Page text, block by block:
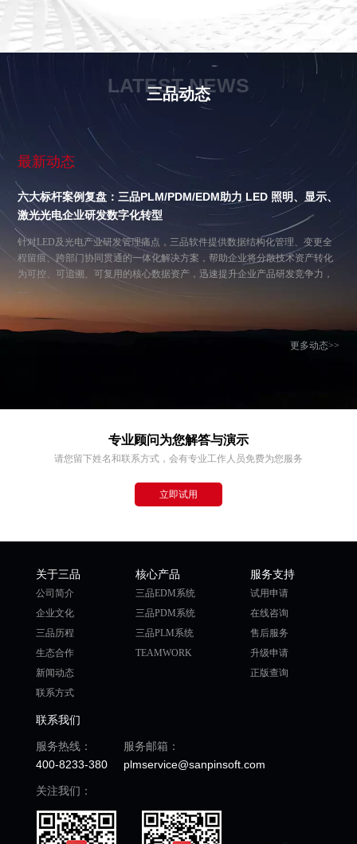
LATEST NEWS
三品动态
最新动态
六大标杆案例复盘：三品PLM/PDM/EDM助力 LED 照明、显示、
激光光电企业研发数字化转型
针对LED及光电产业研发管理痛点，三品软件提供数据结构化管理、变更全
程留痕、跨部门协同贯通的一体化解决方案，帮助企业将分散技术资产转化
为可控、可追溯、可复用的核心数据资产，迅速提升企业产品研发竞争力，
…
更多动态>>
专业顾问为您解答与演示
请您留下姓名和联系方式，会有专业工作人员免费为您服务
立即试用
关于三品
公司简介
企业文化
三品历程
生态合作
新闻动态
联系方式
核心产品
三品EDM系统
三品PDM系统
三品PLM系统
TEAMWORK
服务支持
试用申请
在线咨询
售后服务
升级申请
正版查询
联系我们
服务热线：
400-8233-380
服务邮箱：
plmservice@sanpinsoft.com
关注我们：